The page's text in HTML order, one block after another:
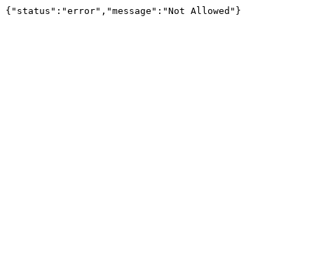
{"status":"error","message":"Not Allowed"}